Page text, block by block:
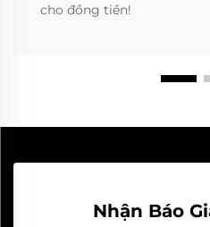
cho đồng tiền!
Nhận Báo